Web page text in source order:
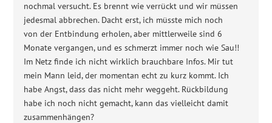
nochmal versucht. Es brennt wie verrückt und wir müssen
jedesmal abbrechen. Dacht erst, ich müsste mich noch
von der Entbindung erholen, aber mittlerweile sind 6
Monate vergangen, und es schmerzt immer noch wie Sau!!
Im Netz finde ich nicht wirklich brauchbare Infos. Mir tut
mein Mann leid, der momentan echt zu kurz kommt. Ich
habe Angst, dass das nicht mehr weggeht. Rückbildung
habe ich noch nicht gemacht, kann das vielleicht damit
zusammenhängen?